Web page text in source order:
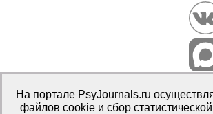
Портал психологических изданий
Правила использования материалов
На портале PsyJournals.ru
файлов cookie и сбор